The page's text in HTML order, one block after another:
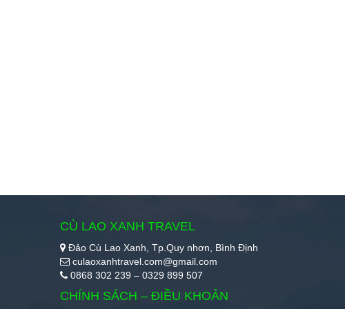
CÙ LAO XANH TRAVEL
Đảo Cù Lao Xanh, Tp.Quy nhơn, Bình Định
culaoxanhtravel.com@gmail.com
0868 302 239 – 0329 899 507
CHÍNH SÁCH – ĐIỀU KHOẢN